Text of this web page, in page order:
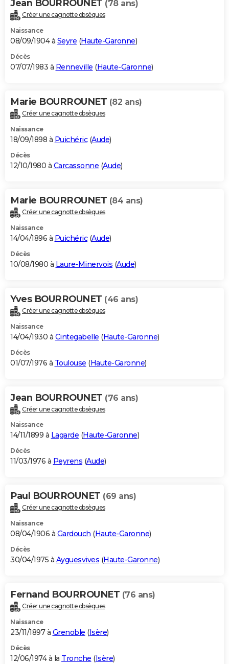
Jean BOURROUNET (78 ans)
Créer une cagnotte obsèques
Naissance
08/09/1904 à Seyre (Haute-Garonne)
Décès
07/07/1983 à Renneville (Haute-Garonne)
Marie BOURROUNET (82 ans)
Créer une cagnotte obsèques
Naissance
18/09/1898 à Puichéric(Aude)
Décès
12/10/1980 à Carcassonne (Aude)
Marie BOURROUNET (84 ans)
Créer une cagnotte obsèques
Naissance
14/04/1896 à Puichéric(Aude)
Décès
10/08/1980 à Laure-Minervois (Aude)
Yves BOURROUNET (46 ans)
Créer une cagnotte obsèques
Naissance
14/04/1930 à Cintegabelle (Haute-Garonne)
Décès
01/07/1976 à Toulouse (Haute-Garonne)
Jean BOURROUNET (76 ans)
Créer une cagnotte obsèques
Naissance
14/11/1899 à Lagarde (Haute-Garonne)
Décès
11/03/1976 à Peyrens (Aude)
Paul BOURROUNET (69 ans)
Créer une cagnotte obsèques
Naissance
08/04/1906 à Gardouch (Haute-Garonne)
Décès
30/04/1975 à Ayguesvives (Haute-Garonne)
Fernand BOURROUNET (76 ans)
Créer une cagnotte obsèques
Naissance
23/11/1897 à Grenoble (Isère)
Décès
12/06/1974 à la Tronche (Isère)